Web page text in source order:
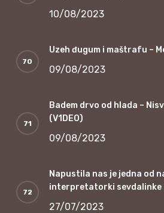
10/08/2023
Uzeh đugum i maštrafu –
09/08/2023
Badem drvo od hlada –
(V1DEO)
09/08/2023
Napustila nas je jedna od
interpretatorki sevdalinke
27/07/2023